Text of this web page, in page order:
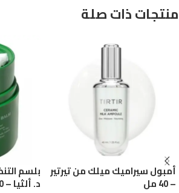
منتجات ذات صلة
أمبول سيراميك ميلك من تيرتير
– 40 مل
بلسم
د. ألثيا – 50 مل